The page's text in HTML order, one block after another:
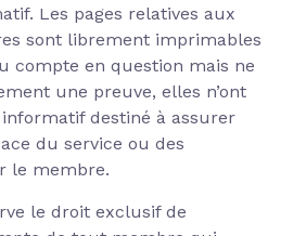
Les pages relatives aux
sont librement imprimables
compte en question mais ne
une preuve, elles n’ont
destiné à assurer
du service ou des
le membre.
le droit exclusif de